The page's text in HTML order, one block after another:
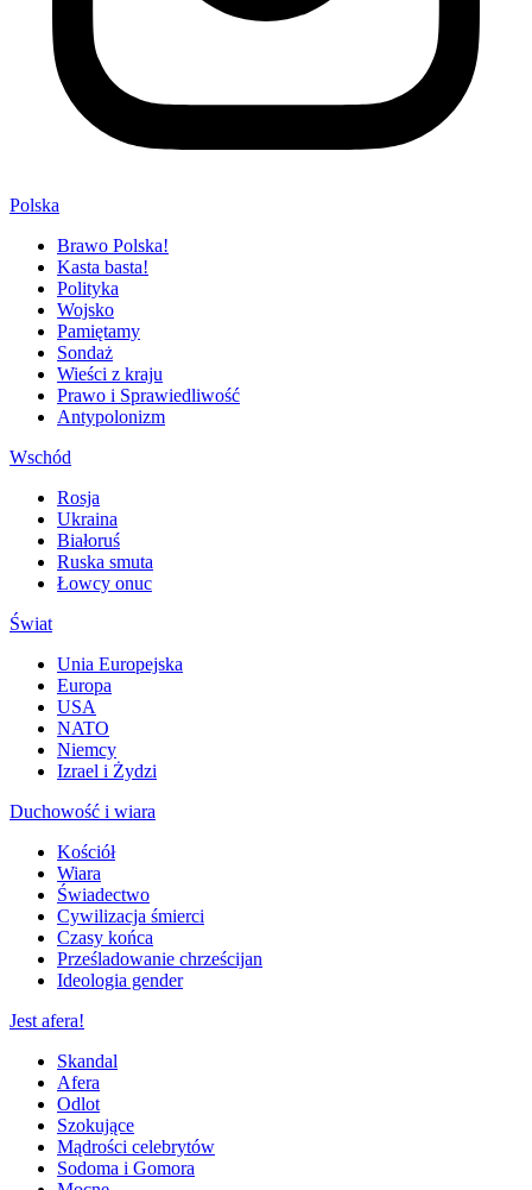
Polska
Brawo Polska!
Kasta basta!
Polityka
Wojsko
Pamiętamy
Sondaż
Wieści z kraju
Prawo i Sprawiedliwość
Antypolonizm
Wschód
Rosja
Ukraina
Białoruś
Ruska smuta
Łowcy onuc
Świat
Unia Europejska
Europa
USA
NATO
Niemcy
Izrael i Żydzi
Duchowość i wiara
Kościół
Wiara
Świadectwo
Cywilizacja śmierci
Czasy końca
Prześladowanie chrześcijan
Ideologia gender
Jest afera!
Skandal
Afera
Odlot
Szokujące
Mądrości celebrytów
Sodoma i Gomora